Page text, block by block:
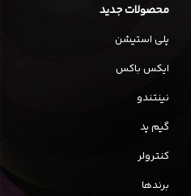
محصولات جدید
پلی استیشن
ایکس باکس
نینتندو
گیم پد
کنترولر
برندها